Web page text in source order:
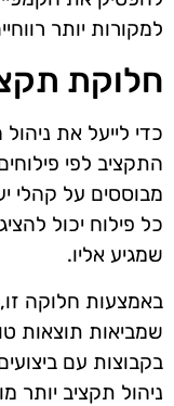
למקורות יותר
חלוקת
כדי לייעל את
התקציב לפי
מבוססים על קהלי
כל פילוח יכול
שמגיע אליו.
באמצעות חלוקה
שמביאות תוצאות
בקבוצות עם
ניהול תקציב יותר